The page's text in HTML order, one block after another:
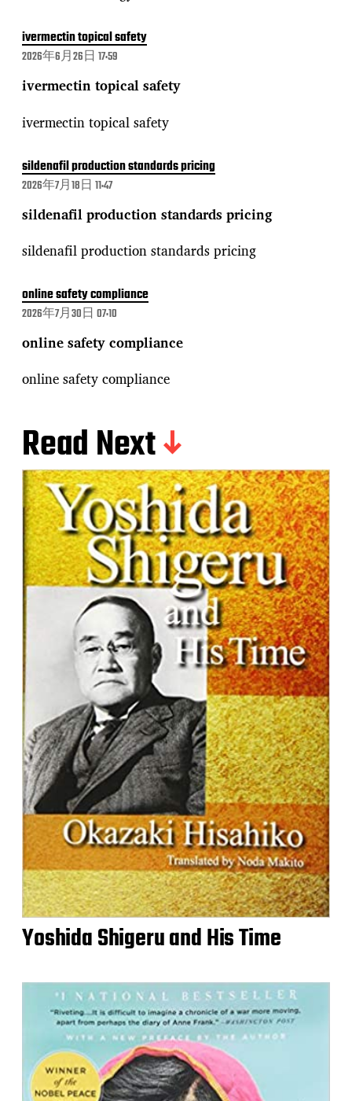
ivermectin topical safety
2026年6月26日 17:59
ivermectin topical safety
ivermectin topical safety
sildenafil production standards pricing
2026年7月18日 11:47
sildenafil production standards pricing
sildenafil production standards pricing
online safety compliance
2026年7月30日 07:10
online safety compliance
online safety compliance
Read Next
Yoshida Shigeru and His Time